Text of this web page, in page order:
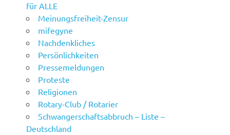
für ALLE
Meinungsfreiheit-Zensur
mifegyne
Nachdenkliches
Persönlichkeiten
Pressemeldungen
Proteste
Religionen
Rotary-Club / Rotarier
Schwangerschaftsabbruch – Liste –
Deutschland